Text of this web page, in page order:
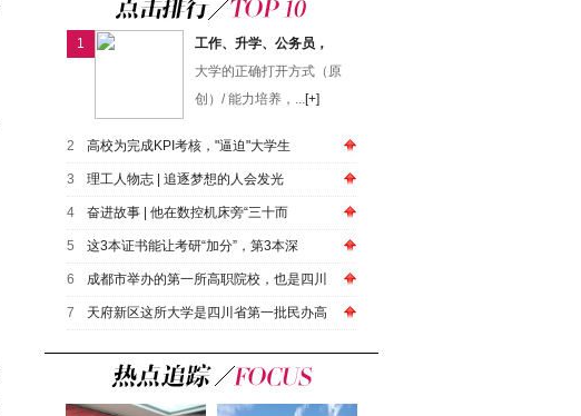
1
工作、升学、公务员，
大学的正确打开方式（原
创）/ 能力培养，...[+]
2 高校为完成KPI考核，"逼迫"大学生
3 ​理工人物志 | 追逐梦想的人会发光
4 奋进故事 | 他在数控机床旁“三十而
5 这3本证书能让考研“加分”，第3本深
6 成都市举办的第一所高职院校，也是四川
7 天府新区这所大学是四川省第一批民办高